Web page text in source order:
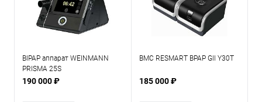
BIPAP аппарат WEINMANN
PRISMA 25S
190 000 ₽
BMC RESMART BPAP GII Y30T
185 000 ₽